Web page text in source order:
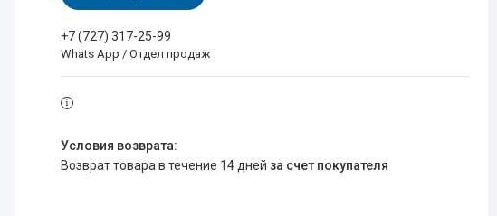
+7 (727) 317-25-99
Whats App / Отдел продаж
возврат товара в течение 14 дней за счет покупателя